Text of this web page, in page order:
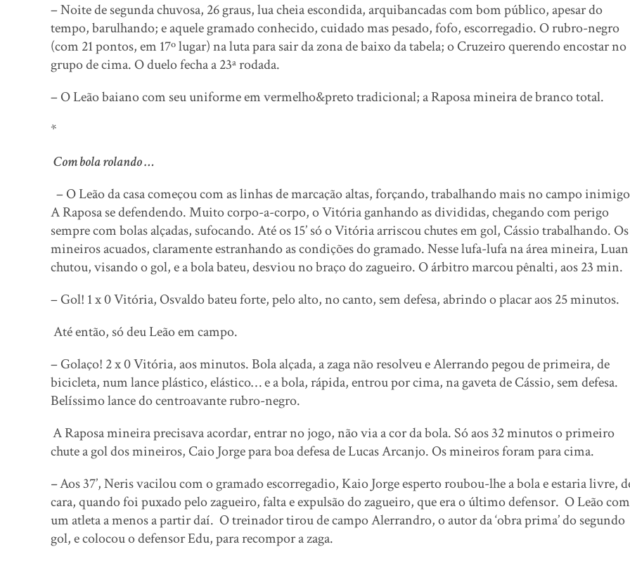
– Noite de segunda chuvosa, 26 graus, lua cheia escondida, arquibancadas com bom público, apesar do
tempo, barulhando; e aquele gramado conhecido, cuidado mas pesado, fofo, escorregadio. O rubro-negro
(com 21 pontos, em 17º lugar) na luta para sair da zona de baixo da tabela; o Cruzeiro querendo encostar no
grupo de cima. O duelo fecha a 23ª rodada.
– O Leão baiano com seu uniforme em vermelho&preto tradicional; a Raposa mineira de branco total.
*
Com bola rolando …
– O Leão da casa começou com as linhas de marcação altas, forçando, trabalhando mais no campo
A Raposa se defendendo. Muito corpo-a-corpo, o Vitória ganhando as divididas, chegando com perigo
sempre com bolas alçadas, sufocando. Até os 15’ só o Vitória arriscou chutes em gol, Cássio trabalhando. Os
mineiros acuados, claramente estranhando as condições do gramado. Nesse lufa-lufa na área mineira, Luan
chutou, visando o gol, e a bola bateu, desviou no braço do zagueiro. O árbitro marcou pênalti, aos 23 min.
– Gol! 1 x 0 Vitória, Osvaldo bateu forte, pelo alto, no canto, sem defesa, abrindo o placar aos 25 minutos.
Até então, só deu Leão em campo.
– Golaço! 2 x 0 Vitória, aos minutos. Bola alçada, a zaga não resolveu e Alerrando pegou de primeira, de
bicicleta, num lance plástico, elástico… e a bola, rápida, entrou por cima, na gaveta de Cássio, sem defesa.
Belíssimo lance do centroavante rubro-negro.
A Raposa mineira precisava acordar, entrar no jogo, não via a cor da bola. Só aos 32 minutos o primeiro
chute a gol dos mineiros, Caio Jorge para boa defesa de Lucas Arcanjo. Os mineiros foram para cima.
–Aos 37’, Neris vacilou com o gramado escorregadio, Kaio Jorge esperto roubou-lhe a bola e estaria livre,
cara, quando foi puxado pelo zagueiro, falta e expulsão do zagueiro, que era o último defensor. O Leão com
um atleta a menos a partir daí. O treinador tirou de campo Alerrandro, o autor da ‘obra prima’ do segundo
gol, e colocou o defensor Edu, para recompor a zaga.